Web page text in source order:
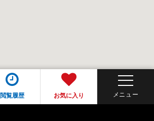
閲覧履歴 お気に入り